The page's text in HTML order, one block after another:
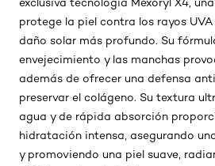
protege la piel contra los rayos
daño solar más profundo. Su
envejecimiento y las manchas
además de ofrecer una defensa
preservar el colágeno. Su textura
agua y de rápida absorción
hidratación intensa, asegurando
y promoviendo una piel suave,